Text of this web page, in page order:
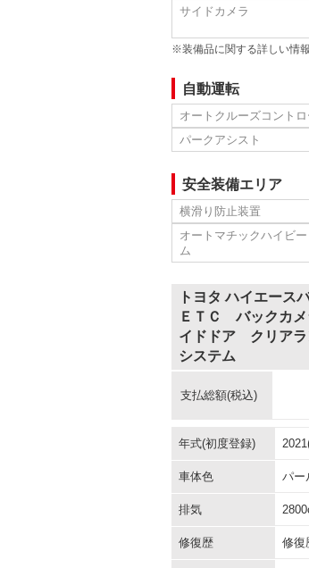
サイドカメラ
※装備品に関する詳しい情
自動運転
オートクルーズコント
パークアシスト
安全装備エリア
横滑り防止装置
オートマチックハイビー
ム
トヨタ ハイエー
ＥＴＣ バックカ
イドドア クリア
システム
支払総額(税込)
年式(初度登録)
車体色 パー
排気
修復歴 修復